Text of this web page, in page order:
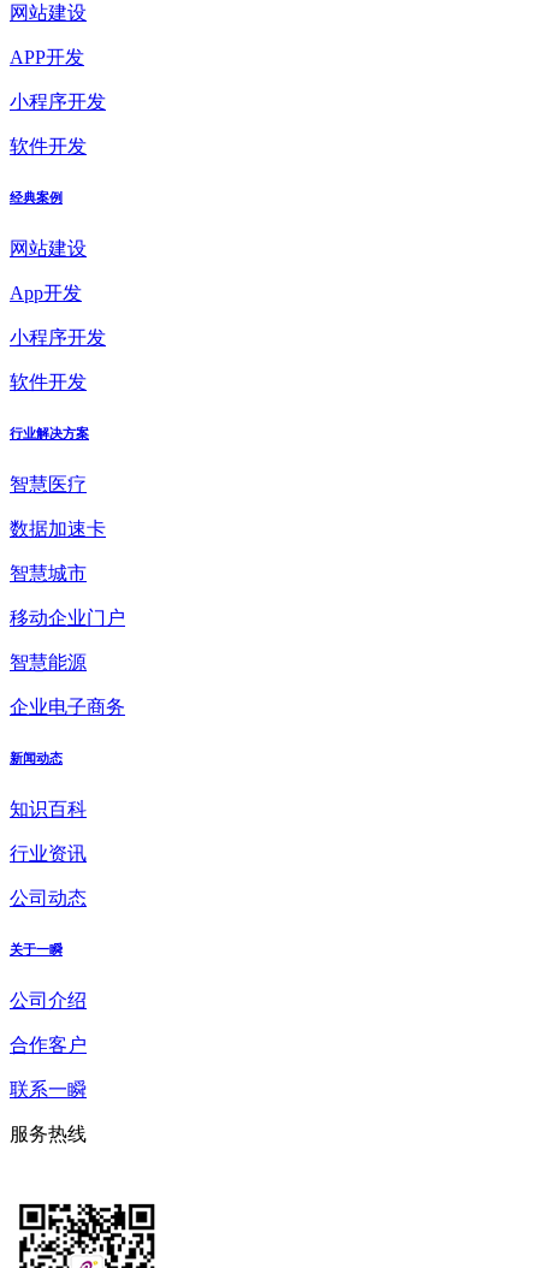
网站建设
APP开发
小程序开发
软件开发
经典案例
网站建设
App开发
小程序开发
软件开发
行业解决方案
智慧医疗
数据加速卡
智慧城市
移动企业门户
智慧能源
企业电子商务
新闻动态
知识百科
行业资讯
公司动态
关于一瞬
公司介绍
合作客户
联系一瞬
服务热线